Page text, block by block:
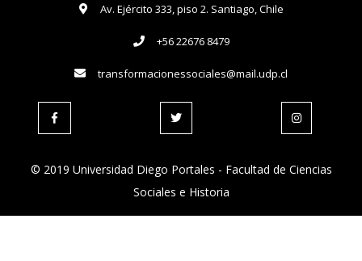
Av. Ejército 333, piso 2. Santiago, Chile
+56 22676 8479
transformacionessociales@mail.udp.cl
© 2019 Universidad Diego Portales - Facultad de Ciencias
Sociales e Historia